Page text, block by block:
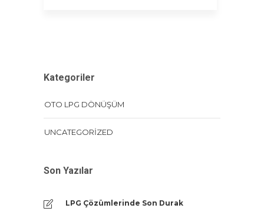
Kategoriler
OTO LPG DÖNÜŞÜM
UNCATEGORIZED
Son Yazılar
LPG Çözümlerinde Son Durak